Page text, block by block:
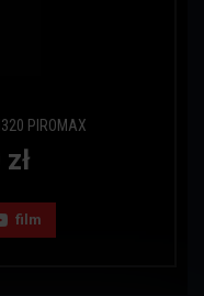
PIROMAX
film